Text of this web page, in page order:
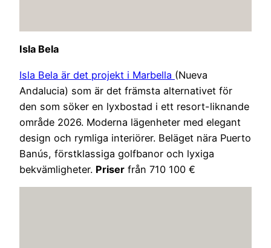
Isla Bela
Isla Bela är det projekt i Marbella (Nueva
Andalucia) som är det främsta alternativet för
den som söker en lyxbostad i ett resort-liknande
område 2026. Moderna lägenheter med elegant
design och rymliga interiörer. Beläget nära Puerto
Banús, förstklassiga golfbanor och lyxiga
bekvämligheter. Priser från 710 100 €